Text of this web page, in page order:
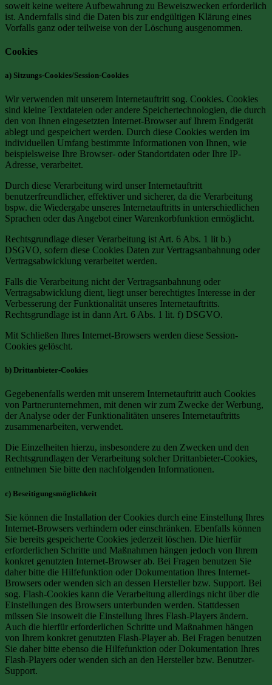
soweit keine weitere Aufbewahrung zu Beweiszwecken erforderlich
ist. Andernfalls sind die Daten bis zur endgültigen Klärung eines
Vorfalls ganz oder teilweise von der Löschung ausgenommen.
Cookies
a) Sitzungs-Cookies/Session-Cookies
Wir verwenden mit unserem Internetauftritt sog. Cookies. Cookies
sind kleine Textdateien oder andere Speichertechnologien, die durch
den von Ihnen eingesetzten Internet-Browser auf Ihrem Endgerät
ablegt und gespeichert werden. Durch diese Cookies werden im
individuellen Umfang bestimmte Informationen von Ihnen, wie
beispielsweise Ihre Browser- oder Standortdaten oder Ihre IP-
Adresse, verarbeitet.
Durch diese Verarbeitung wird unser Internetauftritt
benutzerfreundlicher, effektiver und sicherer, da die Verarbeitung
bspw. die Wiedergabe unseres Internetauftritts in unterschiedlichen
Sprachen oder das Angebot einer Warenkorbfunktion ermöglicht.
Rechtsgrundlage dieser Verarbeitung ist Art. 6 Abs. 1 lit b.)
DSGVO, sofern diese Cookies Daten zur Vertragsanbahnung oder
Vertragsabwicklung verarbeitet werden.
Falls die Verarbeitung nicht der Vertragsanbahnung oder
Vertragsabwicklung dient, liegt unser berechtigtes Interesse in der
Verbesserung der Funktionalität unseres Internetauftritts.
Rechtsgrundlage ist in dann Art. 6 Abs. 1 lit. f) DSGVO.
Mit Schließen Ihres Internet-Browsers werden diese Session-
Cookies gelöscht.
b) Drittanbieter-Cookies
Gegebenenfalls werden mit unserem Internetauftritt auch Cookies
von Partnerunternehmen, mit denen wir zum Zwecke der Werbung,
der Analyse oder der Funktionalitäten unseres Internetauftritts
zusammenarbeiten, verwendet.
Die Einzelheiten hierzu, insbesondere zu den Zwecken und den
Rechtsgrundlagen der Verarbeitung solcher Drittanbieter-Cookies,
entnehmen Sie bitte den nachfolgenden Informationen.
c) Beseitigungsmöglichkeit
Sie können die Installation der Cookies durch eine Einstellung Ihres
Internet-Browsers verhindern oder einschränken. Ebenfalls können
Sie bereits gespeicherte Cookies jederzeit löschen. Die hierfür
erforderlichen Schritte und Maßnahmen hängen jedoch von Ihrem
konkret genutzten Internet-Browser ab. Bei Fragen benutzen Sie
daher bitte die Hilfefunktion oder Dokumentation Ihres Internet-
Browsers oder wenden sich an dessen Hersteller bzw. Support. Bei
sog. Flash-Cookies kann die Verarbeitung allerdings nicht über die
Einstellungen des Browsers unterbunden werden. Stattdessen
müssen Sie insoweit die Einstellung Ihres Flash-Players ändern.
Auch die hierfür erforderlichen Schritte und Maßnahmen hängen
von Ihrem konkret genutzten Flash-Player ab. Bei Fragen benutzen
Sie daher bitte ebenso die Hilfefunktion oder Dokumentation Ihres
Flash-Players oder wenden sich an den Hersteller bzw. Benutzer-
Support.